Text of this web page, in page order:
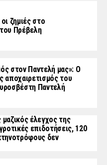
ζημιές στο
Πρέβελη
στον Παντελή μας»: Ο
αποχαιρετισμός του
Παντελή
έλεγχος της
επιδοτήσεις, 120
δεν